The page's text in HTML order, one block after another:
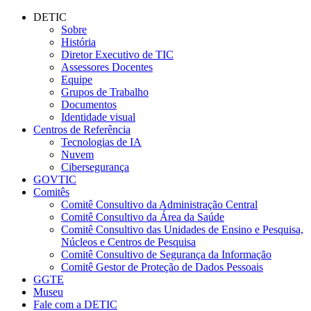
Conteúdo principal
DETIC
Sobre
História
Diretor Executivo de TIC
Assessores Docentes
Equipe
Grupos de Trabalho
Documentos
Identidade visual
Centros de Referência
Tecnologias de IA
Nuvem
Cibersegurança
GOVTIC
Comitês
Comitê Consultivo da Administração Central
Comitê Consultivo da Área da Saúde
Comitê Consultivo das Unidades de Ensino e Pesquisa,
Núcleos e Centros de Pesquisa
Comitê Consultivo de Segurança da Informação
Comitê Gestor de Proteção de Dados Pessoais
GGTE
Museu
Fale com a DETIC